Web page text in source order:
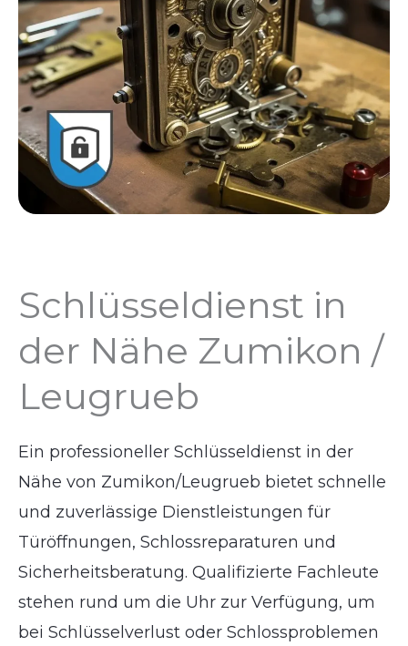
Schlüsseldienst in
der Nähe Zumikon /
Leugrueb
Ein professioneller Schlüsseldienst in der
Nähe von Zumikon/Leugrueb bietet schnelle
und zuverlässige Dienstleistungen für
Türöffnungen, Schlossreparaturen und
Sicherheitsberatung. Qualifizierte Fachleute
stehen rund um die Uhr zur Verfügung, um
bei Schlüsselverlust oder Schlossproblemen